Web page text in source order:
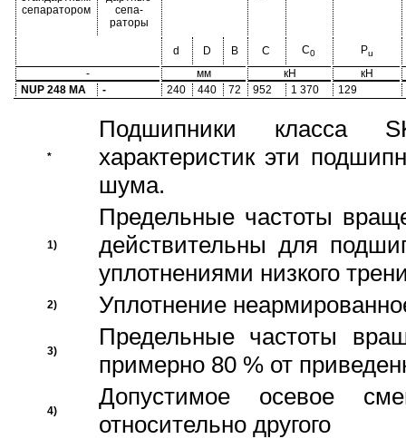
сепаратором
сепа-
раторы
d D B C C0 Pu
- мм кН
кН
NUP 248 MA
- 240 440 72 952 1 370 129
*
Подшипники класса
характеристик эти
шума.
1)
Предельные частоты
действительны для
уплотнениями низкого
2) Уплотнение
3)
Предельные частоты
примерно 80 % от
4)
Допустимое осевое
относительно другого